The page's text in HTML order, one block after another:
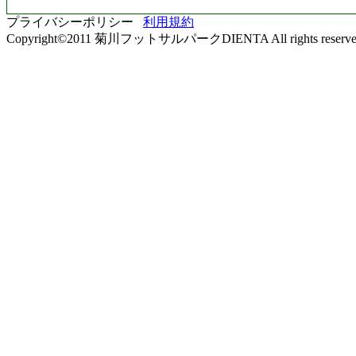
プライバシーポリシー 利用規約
Copyright©2011 菊川フットサルパークDIENTA All rights